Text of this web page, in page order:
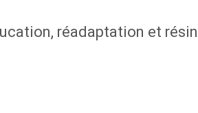
réadaptation et